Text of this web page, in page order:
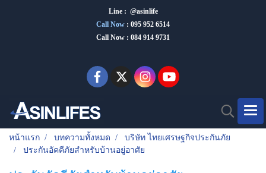
Line : @asinlife
Call Now : 095 952 6514
Call Now : 084 914 9731
หน้าแรก บทความทั้งหมด
บริษัท ไทยเศรษฐกิจประกันภัย
ประกันอัคคีภัยสำหรับบ้านอยู่อาศัย